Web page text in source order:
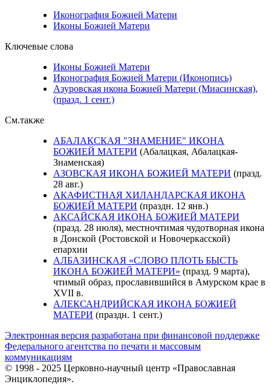
Иконография Божией Матери
Иконы Божией Матери
Ключевые слова
Иконы Божией Матери
Иконография Божией Матери (Иконопись)
Азуровская икона Божией Матери (Миасинская),
(празд. 1 сент.)
См.также
АБАЛАКСКАЯ "ЗНАМЕНИЕ" ИКОНА
БОЖИЕЙ МАТЕРИ (Абалацкая, Абалацкая-
Знаменская)
АЗОВСКАЯ ИКОНА БОЖИЕЙ МАТЕРИ (празд.
28 авг.)
АКАФИСТНАЯ ХИЛАНДАРСКАЯ ИКОНА
БОЖИЕЙ МАТЕРИ (праздн. 12 янв.)
АКСАЙСКАЯ ИКОНА БОЖИЕЙ МАТЕРИ
(празд. 28 июля), местночтимая чудотворная икона
в Донской (Ростовской и Новочеркасской)
епархии
АЛБАЗИНСКАЯ «СЛОВО ПЛОТЬ БЫСТЬ
ИКОНА БОЖИЕЙ МАТЕРИ» (празд. 9 марта),
чтимый образ, прославившийся в Амурском крае в
XVII в.
АЛЕКСАНДРИЙСКАЯ ИКОНА БОЖИЕЙ
МАТЕРИ (праздн. 1 сент.)
Электронная версия разработана при финансовой поддержке
Федерального агентства по печати и массовым
коммуникациям
© 1998 - 2025 Церковно-научный центр «Православная
Энциклопедия».